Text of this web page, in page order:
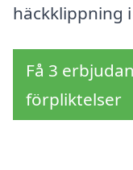
häckklippning
Få 3
förpliktelser